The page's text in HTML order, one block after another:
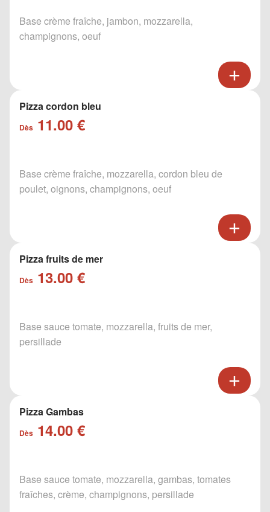
Base crème fraîche, jambon, mozzarella,
champignons, oeuf
Pizza cordon bleu
Dès 11.00 €
Base crème fraîche, mozzarella, cordon bleu de
poulet, oignons, champignons, oeuf
Pizza fruits de mer
Dès 13.00 €
Base sauce tomate, mozzarella, fruits de mer,
persillade
Pizza Gambas
Dès 14.00 €
Base sauce tomate, mozzarella, gambas, tomates
fraîches, crème, champignons, persillade